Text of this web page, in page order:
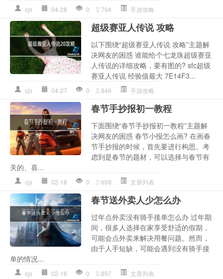
cjs 04-28 0 794 手游攻略
超级赛亚人传说 攻略
以下围绕“超级赛亚人传说 攻略”主题解
决网友的困惑 谁能给个七龙珠超级赛亚
人传说的详细攻略，要有图的? sfc超级
赛亚人传说 经验值最大 7E14F3...
cjs 04-27 0 849 手游攻略
春节手抄报初一教程
下面围绕“春节手抄报初一教程”主题解
决网友的困惑 春节小报怎么画? 在画春
节手抄报的时候，首先要进行构思。考
虑到是春节的题材，可以选择与春节有
关的、喜...
cjs 02-18 0 659 文章列表
春节送外卖人少怎么办
过年点外卖没有骑手接单怎么办 过年期
间，很多人选择在家享受舒适的假期，
可能会点外卖来解决用餐问题。然而，
由于人手短缺，可能会遇到没有骑手接
单的情况...
cjs 02-16 0 897 文章列表